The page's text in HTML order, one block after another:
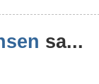
sa...